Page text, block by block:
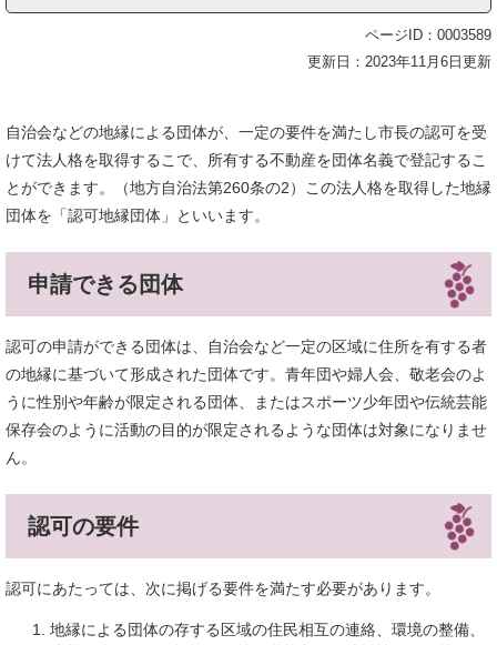
ページID：0003589
更新日：2023年11月6日更新
自治会などの地縁による団体が、一定の要件を満たし市長の認可を受
けて法人格を取得するこで、所有する不動産を団体名義で登記するこ
とができます。（地方自治法第260条の2）この法人格を取得した地縁
団体を「認可地縁団体」といいます。
申請できる団体
認可の申請ができる団体は、自治会など一定の区域に住所を有する者
の地縁に基づいて形成された団体です。青年団や婦人会、敬老会のよ
うに性別や年齢が限定される団体、またはスポーツ少年団や伝統芸能
保存会のように活動の目的が限定されるような団体は対象になりませ
ん。
認可の要件
認可にあたっては、次に掲げる要件を満たす必要があります。
地縁による団体の存する区域の住民相互の連絡、環境の整備、